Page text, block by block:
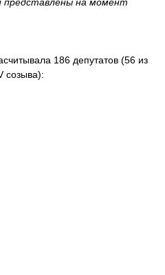
186 депутатов (56 из
созыва):